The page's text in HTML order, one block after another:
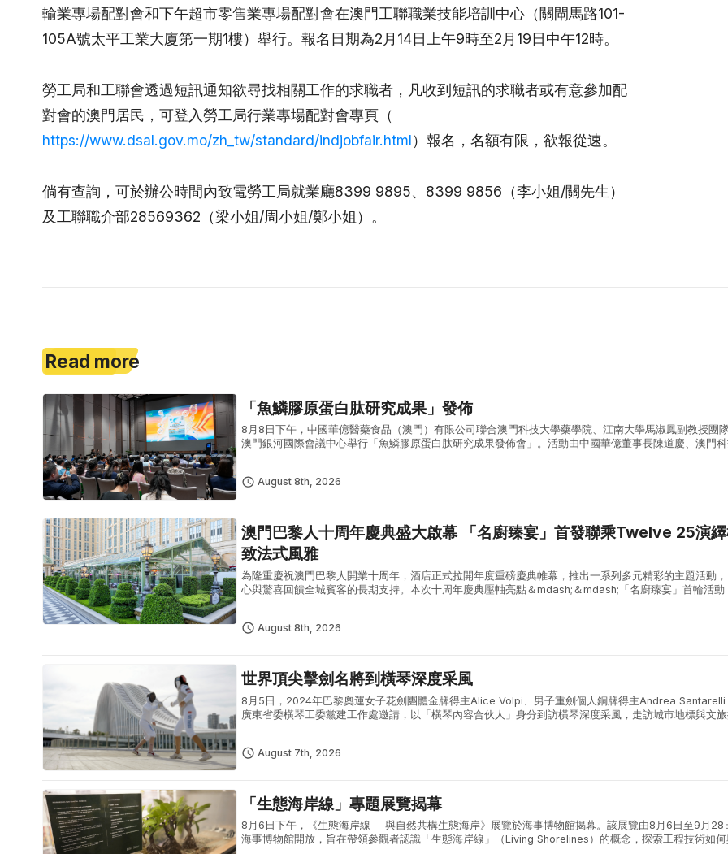
輸業專場配對會和下午超市零售業專場配對會在澳門工聯職業技能培訓中心（關閘馬路101-
105A號太平工業大廈第一期1樓）舉行。報名日期為2月14日上午9時至2月19日中午12時。
勞工局和工聯會透過短訊通知欲尋找相關工作的求職者，凡收到短訊的求職者或有意參加配
對會的澳門居民，可登入勞工局行業專場配對會專頁（
https://www.dsal.gov.mo/zh_tw/standard/indjobfair.html）報名，名額有限，欲報從速。
倘有查詢，可於辦公時間內致電勞工局就業廳8399 9895、8399 9856（李小姐/關先生）
及工聯職介部28569362（梁小姐/周小姐/鄭小姐）。
Read more
「魚鱗膠原蛋白肽研究成果」發佈
8月8日下午，中國華億醫藥食品（澳門）有限公司聯合澳門科技大學藥學院、江南大學馬淑鳳副教授團
澳門銀河國際會議中心舉行「魚鱗膠原蛋白肽研究成果發佈會」。活動由中國華億董事長陳道慶、澳門科
August 8th, 2026
澳門巴黎人十周年慶典盛大啟幕 「名廚臻宴」首發聯乘Twelve 25演繹極
致法式風雅
為隆重慶祝澳門巴黎人開業十周年，酒店正式拉開年度重磅慶典帷幕，推出一系列多元精彩的主題活動
心與驚喜回饋全城賓客的長期支持。本次十周年慶典壓軸亮點＆mdash;＆mdash;「名廚臻宴」首輪活動
August 8th, 2026
世界頂尖擊劍名將到橫琴深度采風
8月5日，2024年巴黎奧運女子花劍團體金牌得主Alice Volpi、男子重劍個人銅牌得主Andrea Santarelli
廣東省委橫琴工委黨建工作處邀請，以「橫琴內容合伙人」身分到訪橫琴深度采風，走訪城市地標與文
August 7th, 2026
「生態海岸線」專題展覽揭幕
8月6日下午，《生態海岸線──與自然共構生態海岸》展覽於海事博物館揭幕。該展覽由8月6日至9月28
海事博物館開放，旨在帶領參觀者認識「生態海岸線」（Living Shorelines）的概念，探索工程技術如何